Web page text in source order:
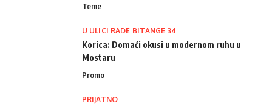
Teme
U ULICI RADE BITANGE 34
Korica: Domaći okusi u modernom ruhu u
Mostaru
Promo
PRIJATNO